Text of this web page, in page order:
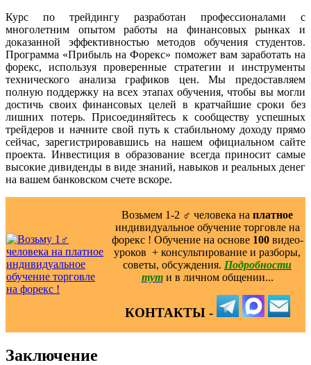
Курс по трейдингу разработан профессионалами с
многолетним опытом работы на финансовых рынках и
доказанной эффективностью методов обучения студентов.
Программа «Прибыль на Форекс» поможет вам заработать на
форекс, используя проверенные стратегии и инструменты
технического анализа графиков цен. Мы предоставляем
полную поддержку на всех этапах обучения, чтобы вы могли
достичь своих финансовых целей в кратчайшие сроки без
лишних потерь. Присоединяйтесь к сообществу успешных
трейдеров и начните свой путь к стабильному доходу прямо
сейчас, зарегистрировавшись на нашем официальном сайте
проекта. Инвестиция в образование всегда приносит самые
высокие дивиденды в виде знаний, навыков и реальных денег
на вашем банковском счете вскоре.
Возьмем 1-2 ‍♂️ человека на платное
индивидуальное обучение торговле на
форекс ! Обучение на основе 100видео-
уроков ️ + консультирование и разборы,
советы, обсуждения. Подробности
тут и в личном общении...
КОНТАКТЫ -
Заключение